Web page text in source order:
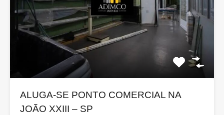
ALUGA-SE PONTO COMERCIAL NA
JOÃO XXIII – SP